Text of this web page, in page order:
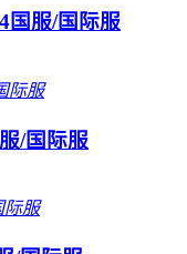
国服/国际服
/国际服